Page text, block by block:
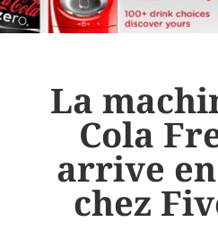
La
Cola
arrive
chez